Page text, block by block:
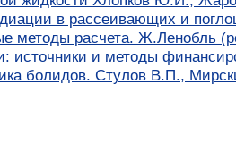
в рассеивающих и
методы расчета. Ж.Ленобль
источники и методы
болидов. Стулов В.П.,